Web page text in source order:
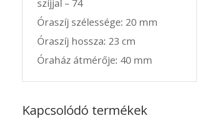
szíjjal – 74
Óraszíj szélessége: 20 mm
Óraszíj hossza: 23 cm
Óraház átmérője: 40 mm
Kapcsolódó termékek